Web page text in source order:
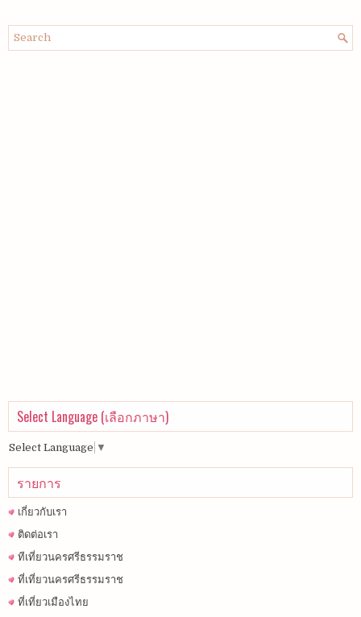
Select Language (เลือกภาษา)
Select Language ▼
รายการ
เกี่ยวกับเรา
ติดต่อเรา
ทีเที่ยวนครศรีธรรมราช
ที่เที่ยวนครศรีธรรมราช
ที่เที่ยวเมืองไทย